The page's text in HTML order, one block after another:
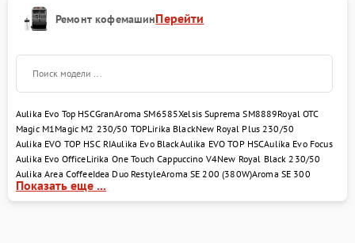
кофемашины!
Ремонт кофемашинПерейти
Aulika Evo Top HSCGranAroma SM6585Xelsis Suprema SM8889Royal OTC
Magic M1 Magic M2 230/50 TOPLirika BlackNew Royal Plus 230/50
Aulika EVO TOP HSC RIAulika Evo BlackAulika EVO TOP HSCAulika Evo Focus
Aulika Evo OfficeLirika One Touch Cappuccino V4New Royal Black 230/50
Aulika Area CoffeeIdea Duo RestyleAroma SE 200 (380W)Aroma SE 300
Показать еще ...